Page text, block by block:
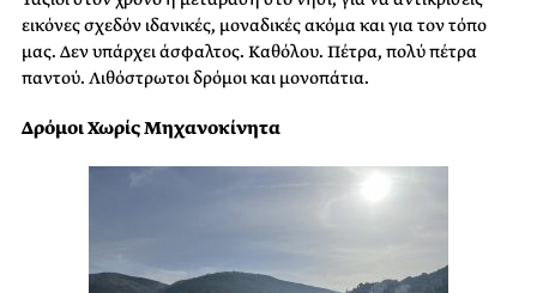
εικόνες σχεδόν ιδανικές, μοναδικές ακόμα και για τον τόπο
μας. Δεν υπάρχει άσφαλτος. Καθόλου. Πέτρα, πολύ πέτρα
παντού. Λιθόστρωτοι δρόμοι και μονοπάτια.
Δρόμοι Χωρίς Μηχανοκίνητα